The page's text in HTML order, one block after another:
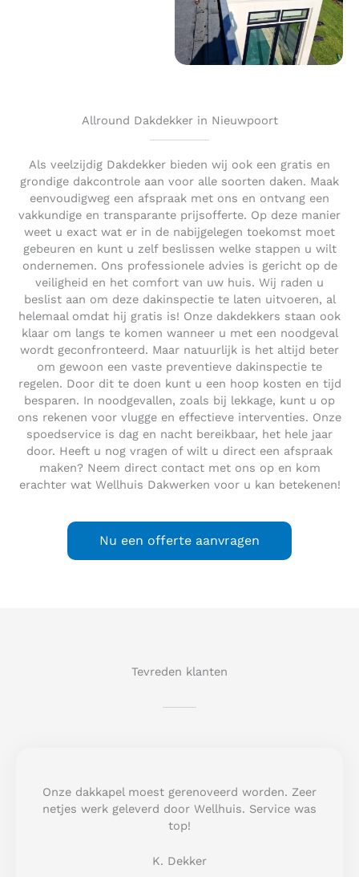
Allround Dakdekker in Nieuwpoort
Als veelzijdig Dakdekker bieden wij ook een gratis en
grondige dakcontrole aan voor alle soorten daken. Maak
eenvoudigweg een afspraak met ons en ontvang een
vakkundige en transparante prijsofferte. Op deze manier
weet u exact wat er in de nabijgelegen toekomst moet
gebeuren en kunt u zelf beslissen welke stappen u wilt
ondernemen. Ons professionele advies is gericht op de
veiligheid en het comfort van uw huis. Wij raden u
beslist aan om deze dakinspectie te laten uitvoeren, al
helemaal omdat hij gratis is! Onze dakdekkers staan ook
klaar om langs te komen wanneer u met een noodgeval
wordt geconfronteerd. Maar natuurlijk is het altijd beter
om gewoon een vaste preventieve dakinspectie te
regelen. Door dit te doen kunt u een hoop kosten en tijd
besparen. In noodgevallen, zoals bij lekkage, kunt u op
ons rekenen voor vlugge en effectieve interventies. Onze
spoedservice is dag en nacht bereikbaar, het hele jaar
door. Heeft u nog vragen of wilt u direct een afspraak
maken? Neem direct contact met ons op en kom
erachter wat Wellhuis Dakwerken voor u kan betekenen!
Nu een offerte aanvragen
Tevreden klanten
Onze dakkapel moest gerenoveerd worden. Zeer
netjes werk geleverd door Wellhuis. Service was
top!
K. Dekker